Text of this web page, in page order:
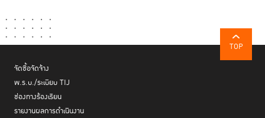
TOP
จัดซื้อจัดจ้าง
พ.ร.บ./ระเบียบ TIJ
ช่องทางร้องเรียน
รายงานผลการดำเนินงาน